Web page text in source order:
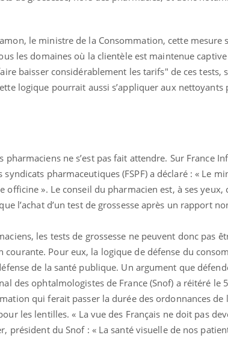
le ministre de la Consommation, cette mesure
les domaines où la clientèle est maintenue
baisser considérablement les tarifs" de ces tests,
logique pourrait aussi s’appliquer aux nettoyants
pharmaciens ne s’est pas fait attendre. Sur France
syndicats pharmaceutiques (FSPF) a déclaré : « Le
officine ». Le conseil du pharmacien est, à ses
l’achat d’un test de grossesse après un rapport
les tests de grossesse ne peuvent donc pas
courante. Pour eux, la logique de défense du
de la santé publique. Un argument que
des ophtalmologistes de France (Snof) a réitéré
qui ferait passer la durée des ordonnances
les lentilles. « La vue des Français ne doit pas
président du Snof : « La santé visuelle de nos